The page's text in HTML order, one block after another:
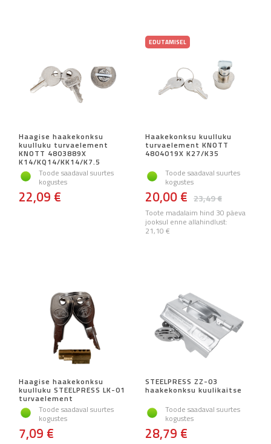
Haagise haakekonksu
kuulluku turvaelement
KNOTT 4803889X
K14/KQ14/KK14/K7.5
Toode saadaval suurtes
kogustes
22,09 €
EDUTAMISEL
Haakekonksu kuulluku
turvaelement KNOTT
4804019X K27/K35
Toode saadaval suurtes
kogustes
23,49 €
20,00 €
Toote madalaim hind 30 päeva
jooksul enne allahindlust:
21,10 €
Haagise haakekonksu
kuulluku STEELPRESS LK-01
turvaelement
Toode saadaval suurtes
kogustes
7,09 €
STEELPRESS ZZ-03
haakekonksu kuulikaitse
Toode saadaval suurtes
kogustes
28,79 €